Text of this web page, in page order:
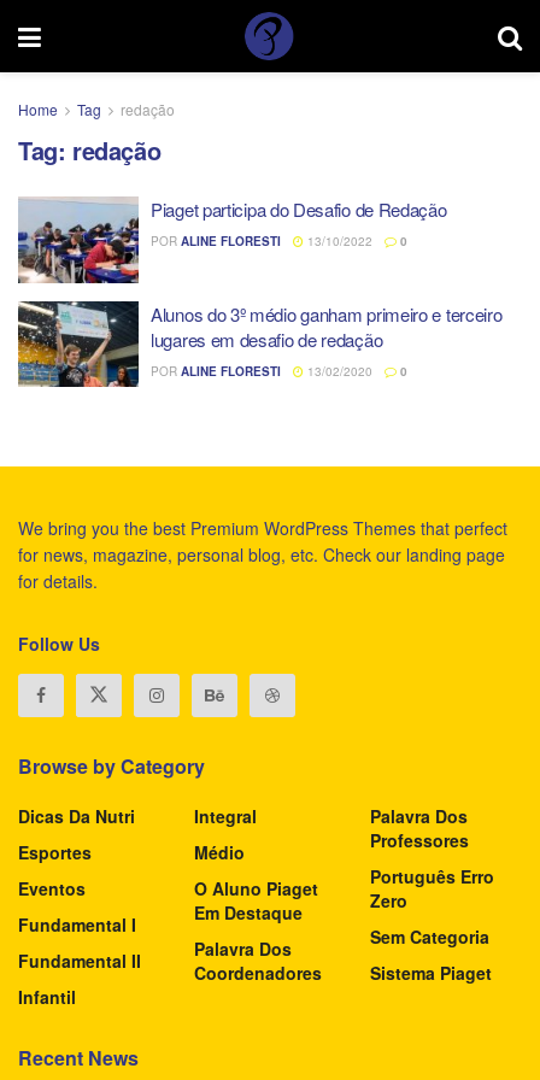
Home Tag redação
Tag: redação
Piaget participa do Desafio de Redação
POR ALINE FLORESTI 13/10/2022 0
Alunos do 3º médio ganham primeiro e terceiro
lugares em desafio de redação
POR ALINE FLORESTI 13/02/2020 0
We bring you the best Premium WordPress Themes that perfect
for news, magazine, personal blog, etc. Check our landing page
for details.
Follow Us
Browse by Category
Dicas Da Nutri
Esportes
Eventos
Fundamental I
Fundamental II
Infantil
Integral
Médio
O Aluno Piaget
Em Destaque
Palavra Dos
Coordenadores
Palavra Dos
Professores
Português Erro
Zero
Sem Categoria
Sistema Piaget
Recent News